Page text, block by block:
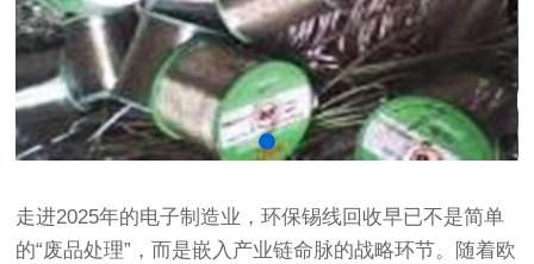
走进2025年的电子制造业，环保锡线回收早已不是简单
的“废品处理”，而是嵌入产业链命脉的战略环节。随着欧